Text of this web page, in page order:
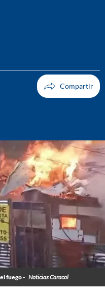
fuego - Noticias Caracol